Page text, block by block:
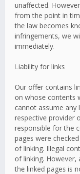
unaffected.
from the point in
the law becomes
infringements, we
immediately.
Liability for links
Our offer contains
on whose contents
cannot assume any
respective provider
responsible for the
pages were
of linking. Illegal
of linking.
the linked pages is